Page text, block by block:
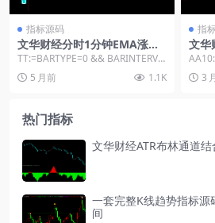
指标源码
文华财经分时1分钟EMA涨停
判断指标-红绿黄粗线标注均线
TT:=BARTYPE=0 && BARINTERVA
L=1; ...
5 月前 1.1K
指
文华
式
3
热门指标
文华财经ATR布林通道
一套完整K线趋势指标
间